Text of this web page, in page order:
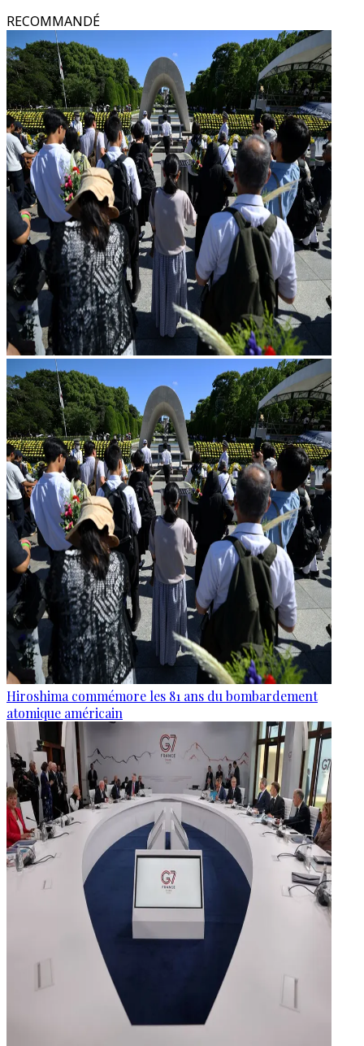
RECOMMANDÉ
Hiroshima commémore les 81 ans du bombardement
atomique américain